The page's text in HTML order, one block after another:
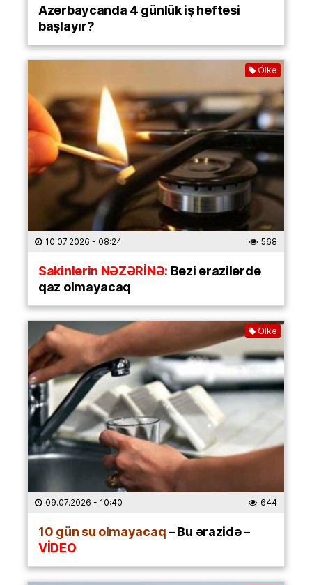
Azərbaycanda 4 günlük iş həftəsi
başlayır?
Ölkə
10.07.2026 - 08:24 568
Sakinlərin NƏZƏRİNƏ: Bəzi ərazilərdə
qaz olmayacaq
Ölkə
09.07.2026 - 10:40 644
10 gün su olmayacaq– Bu ərazidə –
VİDEO